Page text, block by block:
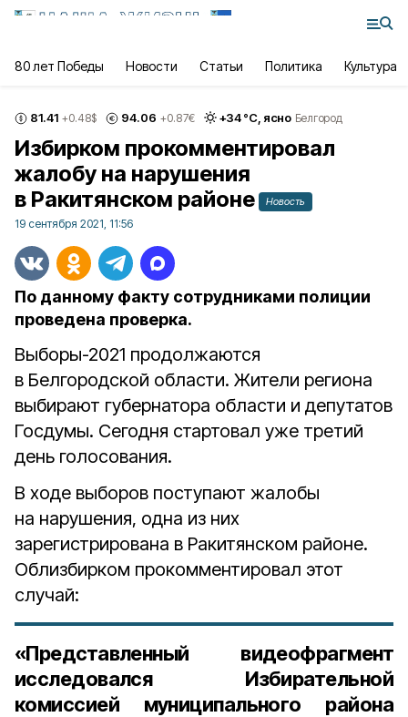
80 лет Победы Новости Статьи Политика Культура
81.41 +0.48$ 94.06 +0.87€ +34°С, ясно Белгород
Избирком прокомментировал
жалобу на нарушения
в Ракитянском районе
Новость
19 сентября 2021, 11:56
По данному факту сотрудниками полиции
проведена проверка.
Выборы-2021 продолжаются
в Белгородской области. Жители региона
выбирают губернатора области и депутатов
Госдумы. Сегодня стартовал уже третий
день голосования.
В ходе выборов поступают жалобы
на нарушения, одна из них
зарегистрирована в Ракитянском районе.
Облизбирком прокомментировал этот
случай:
«Представленный видеофрагмент
исследовался Избирательной
комиссией муниципального района